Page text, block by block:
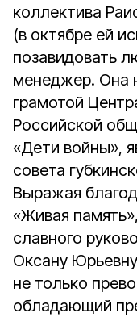
коллектива
(в октябре ей
позавидовать
менеджер. Она
грамотой
Российской
«Дети войны»,
совета
Выражая
«Живая
славного
Оксану
не только
обладающий